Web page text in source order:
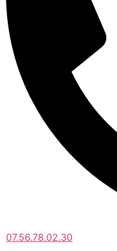
07.56.78.02.30